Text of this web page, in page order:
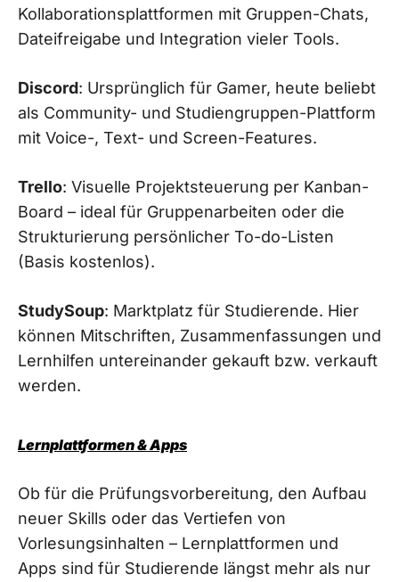
Kollaborationsplattformen mit Gruppen-Chats,
Dateifreigabe und Integration vieler Tools.
Discord: Ursprünglich für Gamer, heute beliebt
als Community- und Studiengruppen-Plattform
mit Voice-, Text- und Screen-Features.
Trello: Visuelle Projektsteuerung per Kanban-
Board – ideal für Gruppenarbeiten oder die
Strukturierung persönlicher To-do-Listen
(Basis kostenlos).
StudySoup: Marktplatz für Studierende. Hier
können Mitschriften, Zusammenfassungen und
Lernhilfen untereinander gekauft bzw. verkauft
werden.
Lernplattformen & Apps
Ob für die Prüfungsvorbereitung, den Aufbau
neuer Skills oder das Vertiefen von
Vorlesungsinhalten – Lernplattformen und
Apps sind für Studierende längst mehr als nur